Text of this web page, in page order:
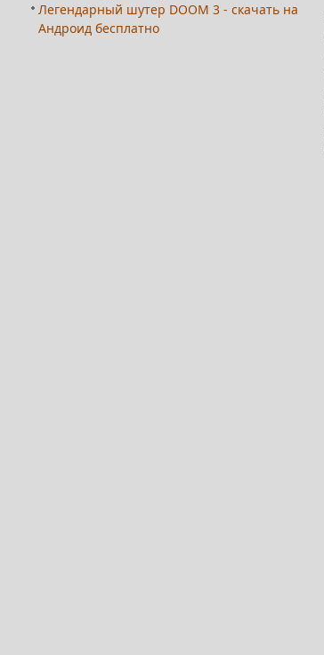
Легендарный шутер DOOM 3 - скачать на
Андроид бесплатно